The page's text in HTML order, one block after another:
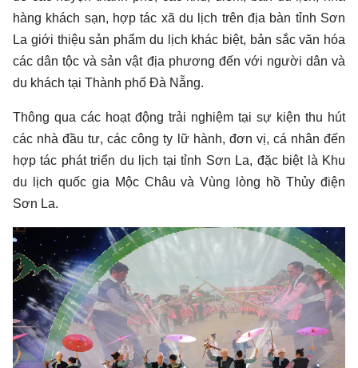
hàng khách sạn, hợp tác xã du lịch trên địa bàn tỉnh Sơn
La giới thiệu sản phẩm du lịch khác biệt, bản sắc văn hóa
các dân tộc và sản vật địa phương đến với người dân và
du khách tại Thành phố Đà Nẵng.
Thông qua các hoạt động trải nghiệm tại sự kiện thu hút
các nhà đầu tư, các công ty lữ hành, đơn vị, cá nhân đến
hợp tác phát triển du lịch tại tỉnh Sơn La, đặc biệt là Khu
du lịch quốc gia Mộc Châu và Vùng lòng hồ Thủy điện
Sơn La.